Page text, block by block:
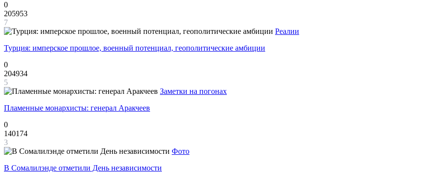
0
205953
7
Реалии
Турция: имперское прошлое, военный потенциал, геополитические амбиции
0
204934
5
Заметки на погонах
Пламенные монархисты: генерал Аракчеев
0
140174
3
Фото
В Сомалилэнде отметили День независимости